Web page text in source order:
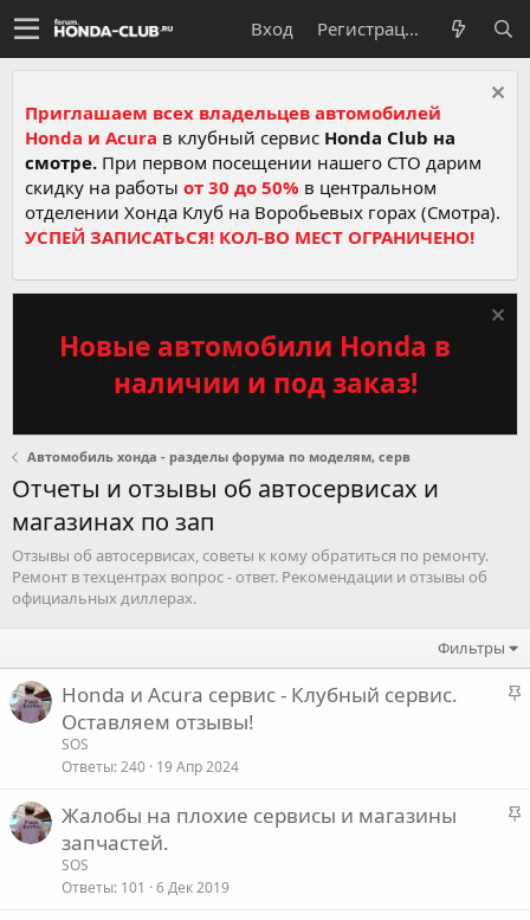
Вход Регистрация
Приглашаем всех владельцев автомобилей
Honda и Acura в клубный сервис Honda Club на
смотре. При первом посещении нашего СТО дарим
скидку на работы от 30 до 50% в центральном
отделении Хонда Клуб на Воробьевых горах (Смотра).
УСПЕЙ ЗАПИСАТЬСЯ! КОЛ-ВО МЕСТ ОГРАНИЧЕНО!
Новые автомобили Honda в
наличии и под заказ!
Автомобиль хонда - разделы форума по моделям, серв
Отчеты и отзывы об автосервисах и
магазинах по зап
Отзывы об автосервисах, советы к кому обратиться по ремонту.
Ремонт в техцентрах вопрос - ответ. Рекомендации и отзывы об
официальных диллерах.
Фильтры
З
п
Honda и Acura сервис - Клубный сервис.
Оставляем отзывы!
SOS
Ответы 240 19 Апр 2024
З
Жалобы на плохие сервисы и магазины
запчастей.
SOS
Ответы 101 6 Дек 2019